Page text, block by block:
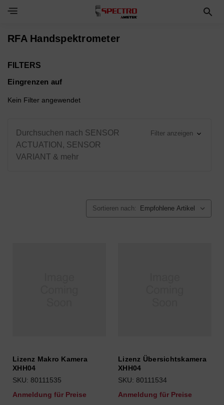
Toggle Navigation Menu
RFA Handspektrometer
FILTERS
Eingrenzen auf
Kein Filter angewendet
Durchsuchen nach SENSOR
ACTUATION, SENSOR
VARIANT & mehr
Filter anzeigen
Sortieren nach:
Lizenz Makro Kamera
XHH04
SKU: 80111535
Anmeldung für Preise
Lizenz Übersichtskamera
XHH04
SKU: 80111534
Anmeldung für Preise